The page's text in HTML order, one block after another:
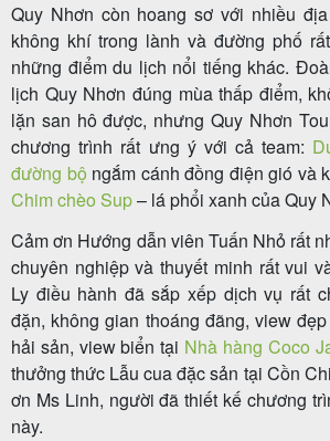
trong
nước
Combo
Quy
Lịch
khởi
hành
Quy Nhơn còn hoang sơ với nhiều
không khí trong lành và đường phố
những điểm du lịch nổi tiếng khác.
lịch Quy Nhơn đúng mùa thấp điểm,
lặn san hô được, nhưng Quy Nhơn
chương trình rất ưng ý với cả team:
đường bộ ngắm cánh đồng điện gió và
Chim chèo Sup– lá phổi xanh của Quy
Cảm ơn Hướng dẫn viên Tuấn Nhỏ rất
chuyên nghiệp và thuyết minh rất vui
Ly điều hành đã sắp xếp dịch vụ rất
đặn, không gian thoáng đãng, view
hải sản, view biển tại Nhà hàng Coco
thưởng thức Lẫu cua đặc sản tại Cồn
ơn Ms Linh, người đã thiết kế chương
này.